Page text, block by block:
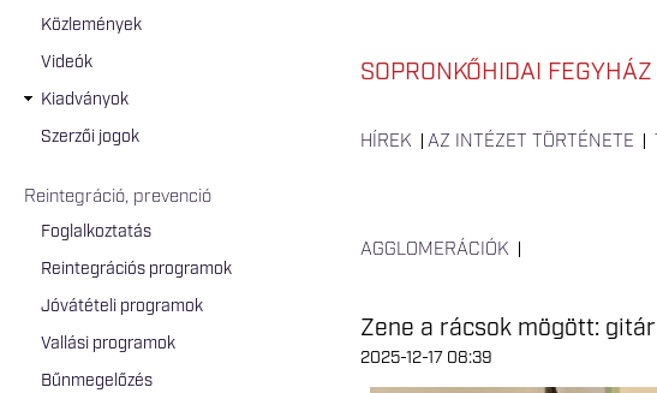
Közlemények
Videók
Kiadványok
Szerzői jogok
Reintegráció, prevenció
Foglalkoztatás
Reintegrációs programok
Jóvátételi programok
Vallási programok
Bűnmegelőzés
s
a
SOPRONKŐHIDAI
HÍREK AZ INTÉZET TÖRTÉNETE
AGGLOMERÁCIÓK
Zene a rácsok mögött:
2025-12-17 08:39